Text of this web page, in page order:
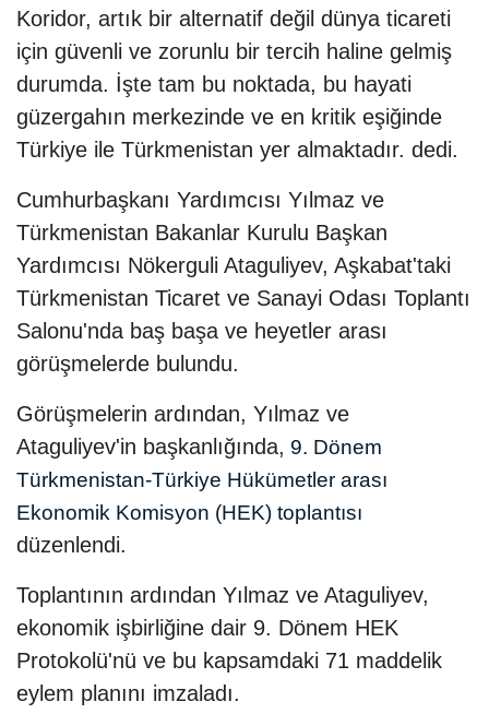
Koridor, artık bir alternatif değil dünya ticareti
için güvenli ve zorunlu bir tercih haline gelmiş
durumda. İşte tam bu noktada, bu hayati
güzergahın merkezinde ve en kritik eşiğinde
Türkiye ile Türkmenistan yer almaktadır. dedi.
Cumhurbaşkanı Yardımcısı Yılmaz ve
Türkmenistan Bakanlar Kurulu Başkan
Yardımcısı Nökerguli Ataguliyev, Aşkabat'taki
Türkmenistan Ticaret ve Sanayi Odası Toplantı
Salonu'nda baş başa ve heyetler arası
görüşmelerde bulundu.
Görüşmelerin ardından, Yılmaz ve
Ataguliyev'in başkanlığında, 9. Dönem
Türkmenistan-Türkiye Hükümetler arası
Ekonomik Komisyon (HEK) toplantısı
düzenlendi.
Toplantının ardından Yılmaz ve Ataguliyev,
ekonomik işbirliğine dair 9. Dönem HEK
Protokolü'nü ve bu kapsamdaki 71 maddelik
eylem planını imzaladı.